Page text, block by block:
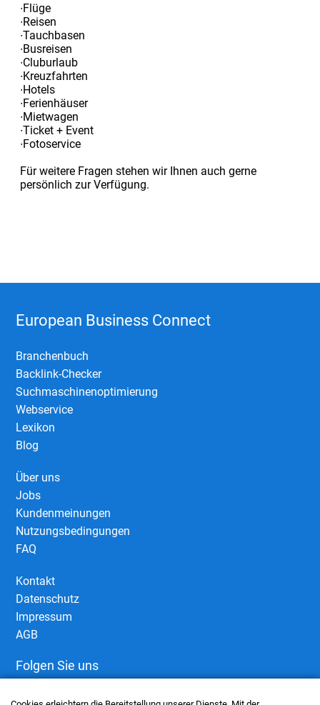
∙Flüge
∙Reisen
∙Tauchbasen
∙Busreisen
∙Cluburlaub
∙Kreuzfahrten
∙Hotels
∙Ferienhäuser
∙Mietwagen
∙Ticket + Event
∙Fotoservice
Für weitere Fragen stehen wir Ihnen auch gerne
persönlich zur Verfügung.
European Business Connect
Branchenbuch
Backlink-Checker
Suchmaschinenoptimierung
Webservice
Lexikon
Blog
Über uns
Jobs
Kundenmeinungen
Nutzungsbedingungen
FAQ
Kontakt
Datenschutz
Impressum
AGB
Folgen Sie uns